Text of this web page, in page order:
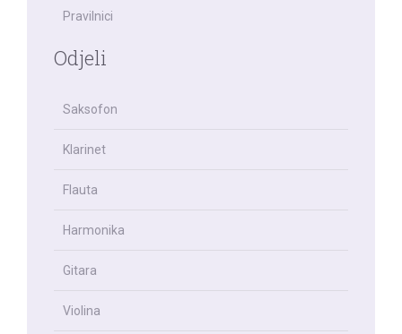
Pravilnici
Odjeli
Saksofon
Klarinet
Flauta
Harmonika
Gitara
Violina